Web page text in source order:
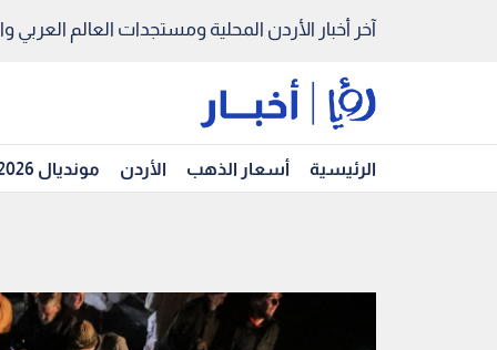
آخر أخبار الأردن المحلية ومستجدات العالم العربي
الرئيسية أسعار الذهب الأردن مونديال 2026